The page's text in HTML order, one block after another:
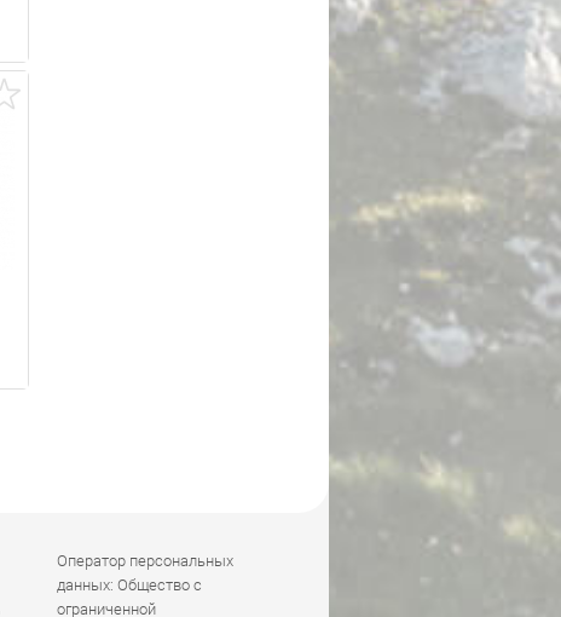
Оператор персональных
данных: Общество с
ограниченной